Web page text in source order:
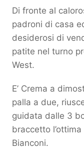
Di fronte al
padroni di casa
desiderosi di
patite nel turno
West.
E’ Crema a
palla a due,
guidata dalle 3
braccetto
Bianconi.